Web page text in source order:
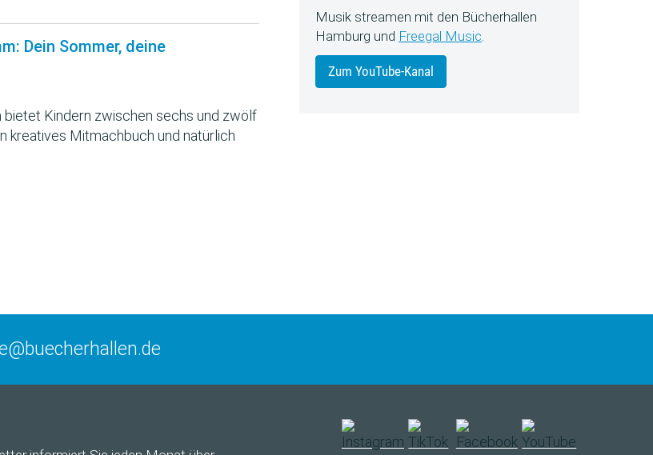
Dein Sommer, deine
Kindern zwischen sechs und zwölf
kreatives Mitmachbuch und natürlich
Musik streamen mit den Bücherhallen
Hamburg und Freegal Music.
Zum YouTube-Kanal